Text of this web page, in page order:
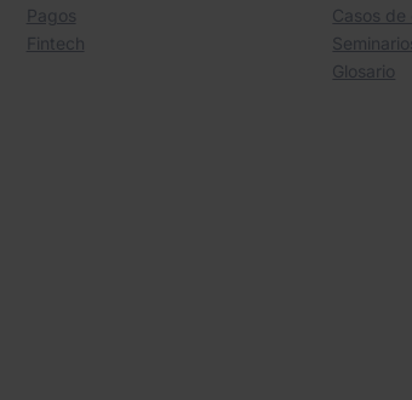
Pagos
Fintech
Casos de
Glosario